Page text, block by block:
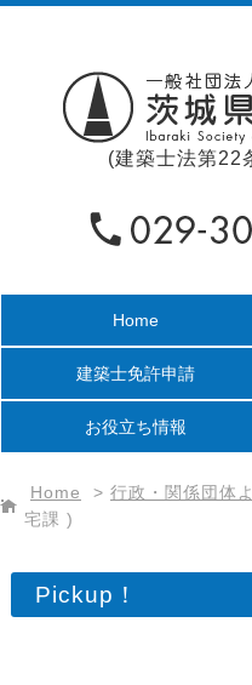
(建築士法第22
Home
建築士免許申請
お役立ち情報
Home > 行政・関係団体
宅課 )
Pickup！